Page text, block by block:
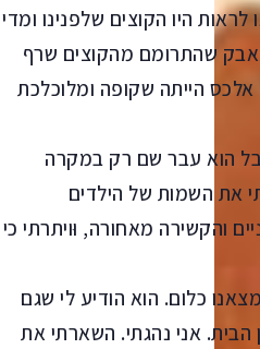
היו הקוצים שלפנינו ומדי
שהתרומם מהקוצים שרף
אלכס הייתה שקופה ומלוכלכת
הוא עבר שם רק במקרה
את השמות של הילדים
והקשירה מאחורה, וּויתרתי כי
כלום. הוא הודיע לי שגם
הבית. אני נהגתי. השארתי את